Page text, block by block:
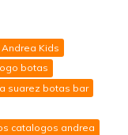
Andrea Kids
botas
suarez botas bar
catalogos andrea